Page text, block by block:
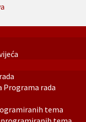
Programa rada
tema